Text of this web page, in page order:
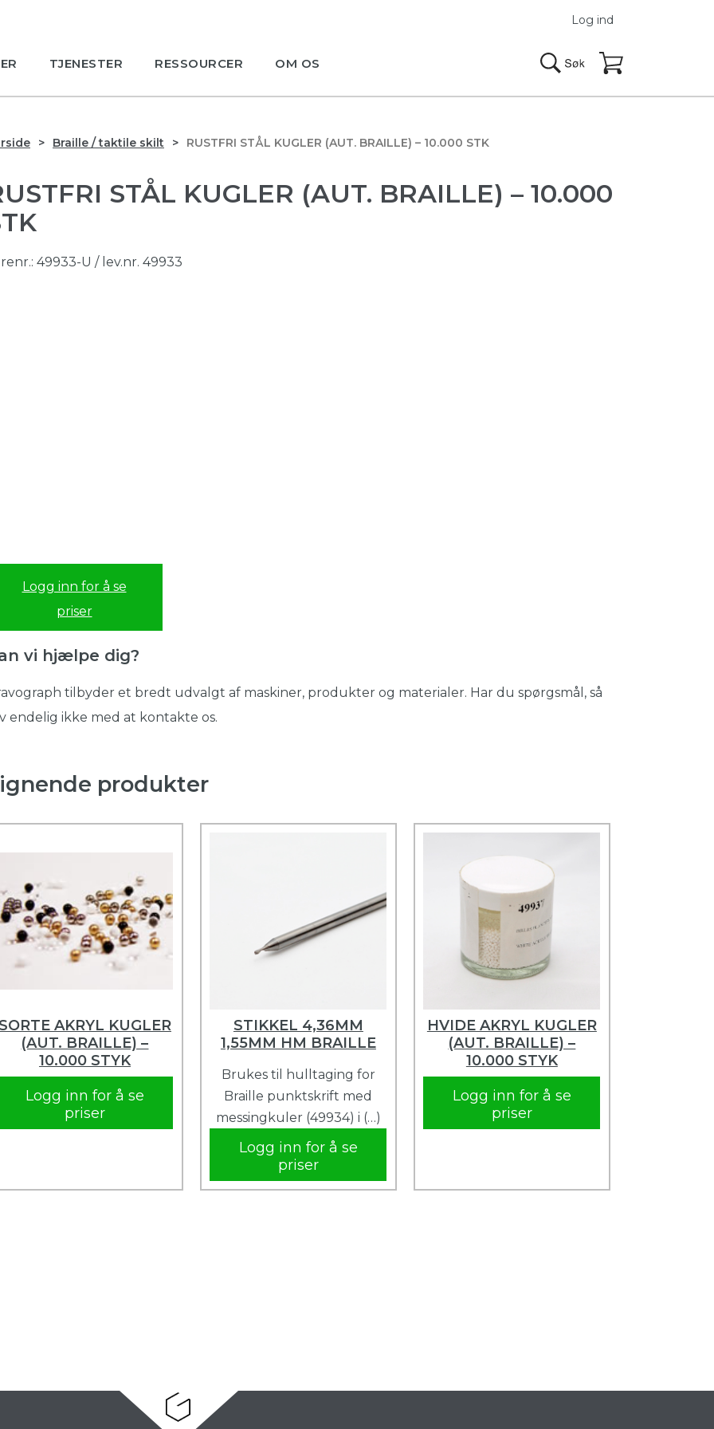
TJENESTER RESSOURCER OM OS
Log ind
Braille / taktile skilt RUSTFRI STÅL KUGLER (AUT. BRAILLE) – 10.000 STK
STÅL KUGLER (AUT. BRAILLE) – 10.000
49933-U / lev.nr. 49933
Logg inn for å se
priser
vi hjælpe dig?
tilbyder et bredt udvalgt af maskiner, produkter og materialer. Har du spørgsmål, så
endelig ikke med at kontakte os.
produkter
AKRYL KUGLER
(AUT. BRAILLE) –
10.000 STYK
Logg inn for å se
priser
STIKKEL 4,36MM
1,55MM HM BRAILLE
Brukes til hulltaging for
Braille punktskrift med
messingkuler (49934) i (…)
Logg inn for å se
priser
HVIDE AKRYL KUGLER
(AUT. BRAILLE) –
10.000 STYK
Logg inn for å se
priser